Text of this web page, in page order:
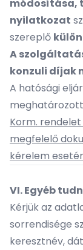
módosítása,
nyilatkozat
szereplő
A
konzuli díjak
A hatósági
Korm.
megfelelő
kérelem
VI. Egyéb
Kérjük az
sorrendisége
keresztnév,